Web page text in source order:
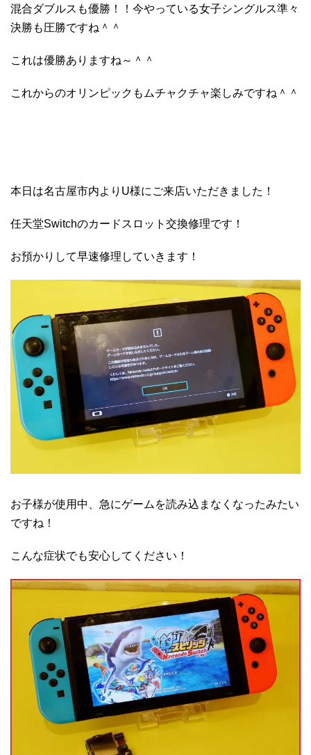
混合ダブルスも優勝！！今やっている女子シングルス準々
決勝も圧勝ですね＾＾
これは優勝ありますね～＾＾
これからのオリンピックもムチャクチャ楽しみですね＾＾
本日は名古屋市内よりU様にご来店いただきました！
任天堂Switchのカードスロット交換修理です！
お預かりして早速修理していきます！
お子様が使用中、急にゲームを読み込まなくなったみたい
ですね！
こんな症状でも安心してください！